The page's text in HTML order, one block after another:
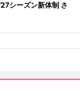
シーズン新体制 さ